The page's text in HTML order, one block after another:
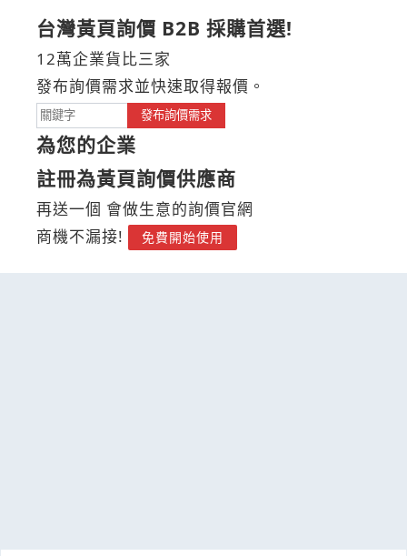
台灣黃頁詢價 B2B 採購首選!
12萬企業貨比三家
發布詢價需求並快速取得報價。
發布詢價需求
為您的企業
註冊為黃頁詢價供應商
再送一個 會做生意的詢價官網
商機不漏接!
免費開始使用